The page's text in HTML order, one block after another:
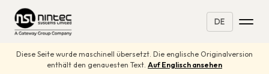
DE
Diese Seite wurde maschinell übersetzt. Die englische Originalversion
enthält den genauesten Text. Auf Englisch ansehen